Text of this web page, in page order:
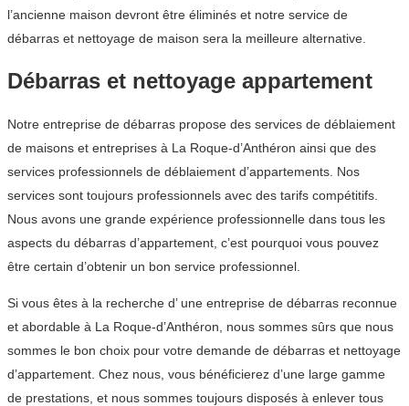
l’ancienne maison devront être éliminés et notre service de
débarras et nettoyage de maison sera la meilleure alternative.
Débarras et nettoyage appartement
Notre entreprise de débarras propose des services de déblaiement
de maisons et entreprises à La Roque-d’Anthéron ainsi que des
services professionnels de déblaiement d’appartements. Nos
services sont toujours professionnels avec des tarifs compétitifs.
Nous avons une grande expérience professionnelle dans tous les
aspects du débarras d’appartement, c’est pourquoi vous pouvez
être certain d’obtenir un bon service professionnel.
Si vous êtes à la recherche d’ une entreprise de débarras reconnue
et abordable à La Roque-d’Anthéron, nous sommes sûrs que nous
sommes le bon choix pour votre demande de débarras et nettoyage
d’appartement. Chez nous, vous bénéficierez d’une large gamme
de prestations, et nous sommes toujours disposés à enlever tous